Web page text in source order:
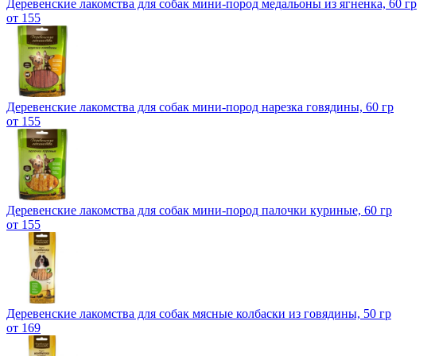
Деревенские лакомства для собак мини-пород медальоны из ягненка, 60 гр
от 155
Деревенские лакомства для собак мини-пород нарезка говядины, 60 гр
от 155
Деревенские лакомства для собак мини-пород палочки куриные, 60 гр
от 155
Деревенские лакомства для собак мясные колбаски из говядины, 50 гр
от 169